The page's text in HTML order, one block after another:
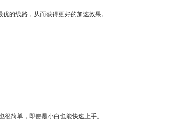
的线路，从而获得更好的加速效果。
简单，即使是小白也能快速上手。